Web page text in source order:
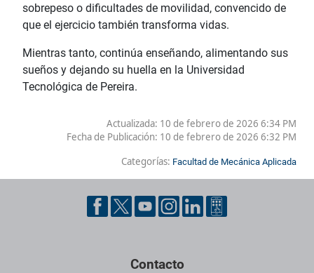
sobrepeso o dificultades de movilidad, convencido de
que el ejercicio también transforma vidas.
Mientras tanto, continúa enseñando, alimentando sus
sueños y dejando su huella en la Universidad
Tecnológica de Pereira.
Actualizada: 10 de febrero de 2026 6:34 PM
Fecha de Publicación: 10 de febrero de 2026 6:32 PM
Categorías: Facultad de Mecánica Aplicada
Contacto